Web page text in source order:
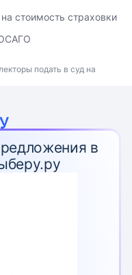
стоимость страховки
подать в суд на
в